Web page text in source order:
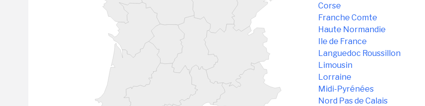
Corse
Franche Comte
Haute Normandie
Ile de France
Languedoc Roussillon
Limousin
Lorraine
Midi-Pyrénées
Nord Pas de Calais